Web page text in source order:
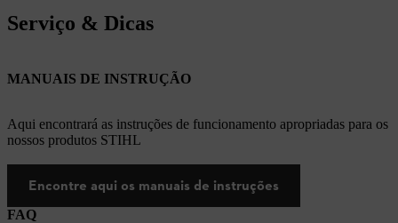
Serviço & Dicas
MANUAIS DE INSTRUÇÃO
Aqui encontrará as instruções de funcionamento apropriadas para os
nossos produtos STIHL
Encontre aqui os manuais de instruções
FAQ